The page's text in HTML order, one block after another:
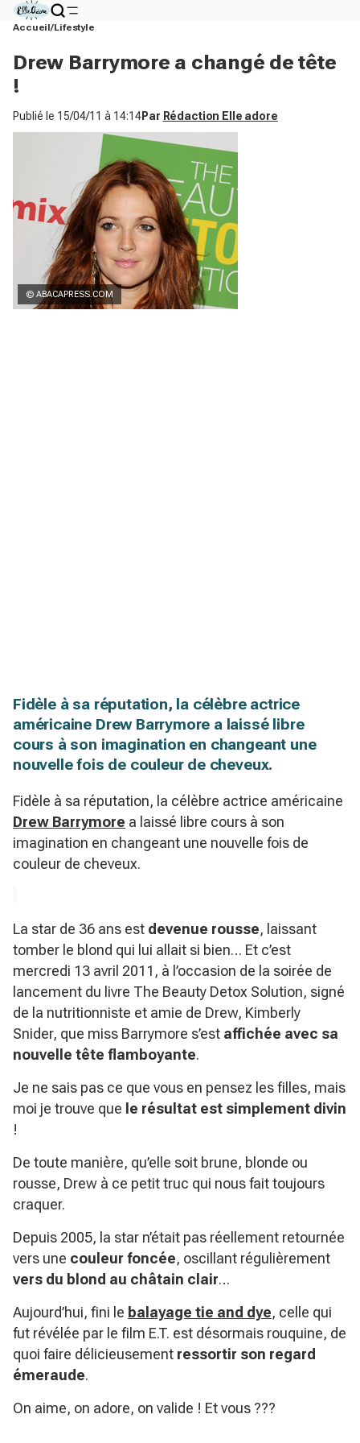
Accueil Lifestyle
Drew Barrymore a changé de tête
!
Publié le 15/04/11 à 14:14Par Rédaction Elle adore
© ABACAPRESS.COM
Fidèle à sa réputation, la célèbre actrice
américaine Drew Barrymore a laissé libre
cours à son imagination en changeant une
nouvelle fois de couleur de cheveux.
Fidèle à sa réputation, la célèbre actrice américaine
Drew Barrymore a laissé libre cours à son
imagination en changeant une nouvelle fois de
couleur de cheveux.
La star de 36 ans est devenue rousse, laissant
tomber le blond qui lui allait si bien… Et c’est
mercredi 13 avril 2011, à l’occasion de la soirée de
lancement du livre The Beauty Detox Solution, signé
de la nutritionniste et amie de Drew, Kimberly
Snider, que miss Barrymore s’est affichée avec sa
nouvelle tête flamboyante.
Je ne sais pas ce que vous en pensez les filles, mais
moi je trouve que le résultat est simplement divin
!
De toute manière, qu’elle soit brune, blonde ou
rousse, Drew à ce petit truc qui nous fait toujours
craquer.
Depuis 2005, la star n’était pas réellement retournée
vers une couleur foncée, oscillant régulièrement
vers du blond au châtain clair…
Aujourd’hui, fini le balayage tie and dye, celle qui
fut révélée par le film E.T. est désormais rouquine, de
quoi faire délicieusement ressortir son regard
émeraude.
On aime, on adore, on valide ! Et vous ???